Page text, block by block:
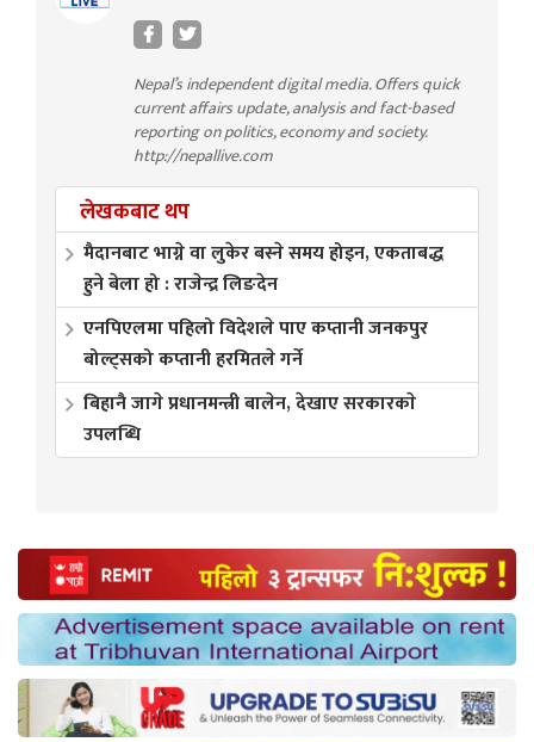
Nepal’s independent digital media. Offers quick
current affairs update, analysis and fact-based
reporting on politics, economy and society.
http://nepallive.com
लेखकबाट थप
मैदानबाट भाग्ने वा लुकेर बस्ने समय होइन, एकताबद्ध
हुने बेला हो : राजेन्द्र लिङदेन
एनपिएलमा पहिलो विदेशले पाए कप्तानी जनकपुर
बोल्ट्सको कप्तानी हरमितले गर्ने
बिहानै जागे प्रधानमन्त्री बालेन, देखाए सरकारकाे
उपलब्धि